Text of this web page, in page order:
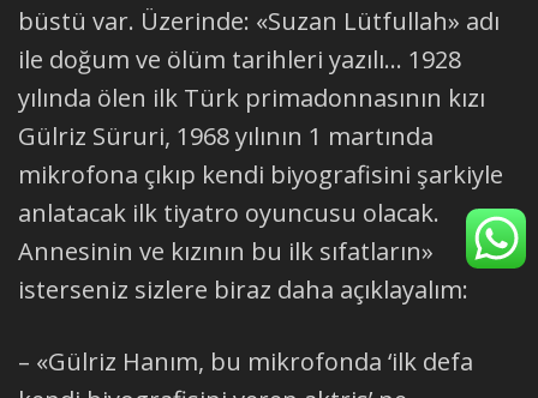
büstü var. Üzerinde: «Suzan Lütfullah» adı
ile doğum ve ölüm tarihleri yazılı… 1928
yılında ölen ilk Türk primadonnasının kızı
Gülriz Süruri, 1968 yılının 1 martında
mikrofona çıkıp kendi biyografisini şarkiyle
anlatacak ilk tiyatro oyuncusu olacak.
Annesinin ve kızının bu ilk sıfatların»
isterseniz sizlere biraz daha açıklayalım:
– «Gülriz Hanım, bu mikrofonda ‘ilk defa